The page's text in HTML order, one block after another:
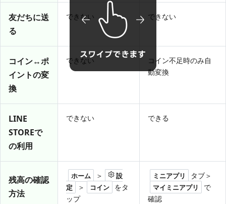
友だちに送
る
できない できない
コイン↔ポ
イントの変
換
できない
コイン不足時のみ自
動変換
LINE
STOREで
の利用
できない できる
残高の確認
方法
ホーム ＞
設
定
＞ コイン
をタ
ップ
ミニアプリ タブ＞
マイミニアプリ
で
確認